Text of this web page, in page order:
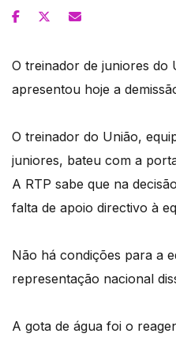
O treinador de juniores do
apresentou hoje a
O treinador do União,
juniores, bateu com a
A RTP sabe que na
falta de apoio directivo à
Não há condições para a
representação nacional
A gota de água foi o